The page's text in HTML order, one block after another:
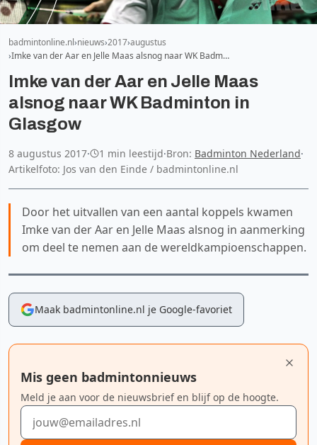
badmintonline.nl nieuws 2017 augustus
Imke van der Aar en Jelle Maas alsnog naar WK Badm…
Imke van der Aar en Jelle Maas
alsnog naar WK Badminton in
Glasgow
8 augustus 2017· 1 min leestijd·Bron: Badminton Nederland·
Artikelfoto: Jos van den Einde / badmintonline.nl
Door het uitvallen van een aantal koppels kwamen
Imke van der Aar en Jelle Maas alsnog in aanmerking
om deel te nemen aan de wereldkampioenschappen.
Maak badmintonline.nl je Google-favoriet
Mis geen badmintonnieuws
Meld je aan voor de nieuwsbrief en blijf op de hoogte.
E-mailadres